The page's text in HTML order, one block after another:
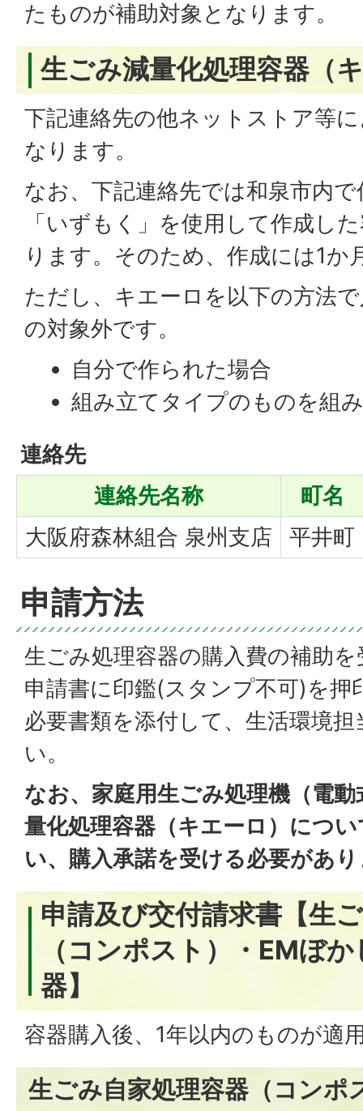
たものが補助対象となります。
生ごみ減量化処理容器（
下記連絡先の他ネットストア等
なります。
なお、下記連絡先では和泉市内
「いずもく」を使用して作成し
ります。そのため、作成には1か
ただし、キエーロを以下の方法
の対象外です。
自分で作られた場合
組み立てタイプのものを組
連絡先
連絡先名称
町名
大阪府森林組合 泉州支店
平井町
申請方法
生ごみ処理容器の購入費の補助
申請書に印鑑(スタンプ不可)を押
必要書類を添付して、生活環境
い。
なお、家庭用生ごみ処理機（電
量化処理容器（キエーロ）につ
い、購入承諾を受ける必要があ
申請及び交付請求書【生
（コンポスト）・EMぼ
器】
容器購入後、1年以内のものが適
生ごみ自家処理容器（コンポ